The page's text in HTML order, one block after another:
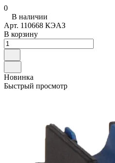
0
В наличии
Арт. 110668 КЭАЗ
В корзину
Новинка
Быстрый просмотр